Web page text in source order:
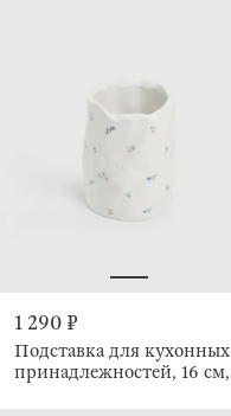
1 290 ₽
Подставка для кухонных
принадлежностей, 16 см,